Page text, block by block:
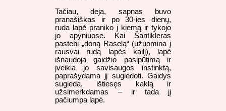
Tačiau, deja, sapnas buvo
pranašiškas ir po 30-ies dienų,
ruda lapė praniko į kiemą ir tykojo
jo apyniuose. Kai Šantikleras
pastebi „doną Raselą“ (užuomina į
rausvai rudą lapės kailį), lapė
išnaudoja gaidžio pasipūtimą ir
įveikia jo savisaugos instinktą,
paprašydama jį sugiedoti. Gaidys
sugieda, ištiesęs kaklą ir
užsimerkdamas – ir tada jį
pačiumpa lapė.